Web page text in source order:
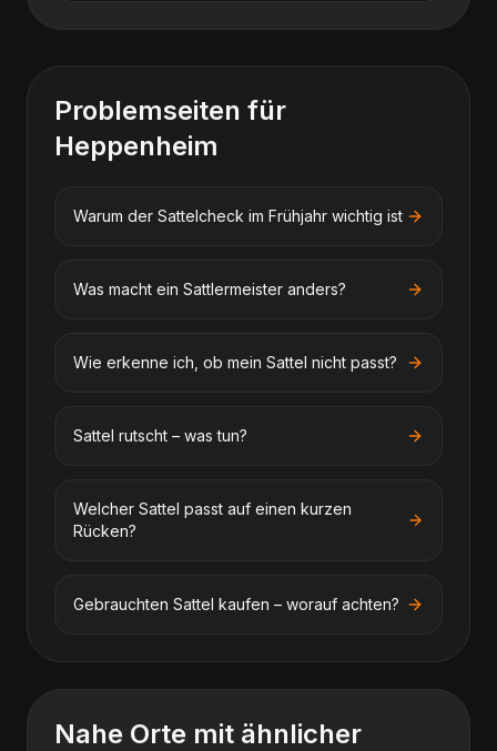
Problemseiten für
Heppenheim
Warum der Sattelcheck im Frühjahr wichtig ist
Was macht ein Sattlermeister anders?
Wie erkenne ich, ob mein Sattel nicht passt?
Sattel rutscht – was tun?
Welcher Sattel passt auf einen kurzen
Rücken?
Gebrauchten Sattel kaufen – worauf achten?
Nahe Orte mit ähnlicher